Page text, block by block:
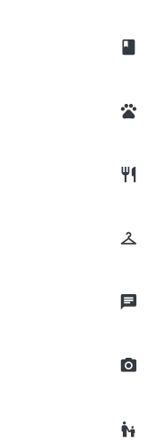
class
pets
restaurant
checkroom
chat
camera_alt
escalator_warning